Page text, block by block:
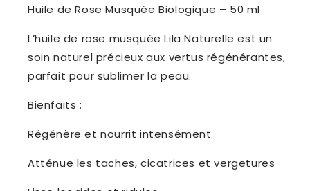
Huile de Rose Musquée Biologique – 50 ml
L’huile de rose musquée Lila Naturelle est un
soin naturel précieux aux vertus régénérantes,
parfait pour sublimer la peau.
Bienfaits :
Régénère et nourrit intensément
Atténue les taches, cicatrices et vergetures